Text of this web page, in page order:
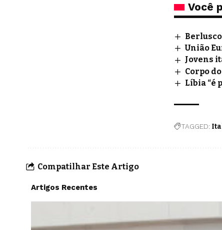
Você
União
Jovens
Corpo
Líbia “é
TAGGED:
Compatilhar Este Artigo
Artigos Recentes